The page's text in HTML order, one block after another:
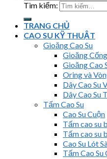
Tìm kiếm:
TRANG CHỦ
CAO SU KỸ THUẬT
Gioăng Cao Su
Gioăng
Gioăng Cao
Oring và
Dây Cao Su
Dây Cao Su
Tấm Cao Su
Cao Su Cuộn
Tấm cao su
Tấm cao su
Cao Su Lót
Tấm Cao Su